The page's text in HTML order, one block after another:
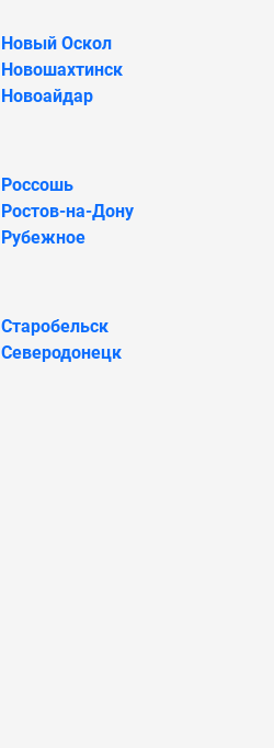
Новый Оскол
Новошахтинск
Новоайдар
Россошь
Ростов-на-Дону
Рубежное
Старобельск
Северодонецк